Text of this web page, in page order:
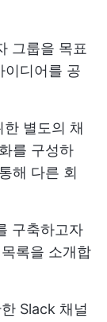
그룹을 목표
이디어를 공
별도의 채
를 구성하
해 다른 회
구축하고자
록을 소개합
Slack 채널